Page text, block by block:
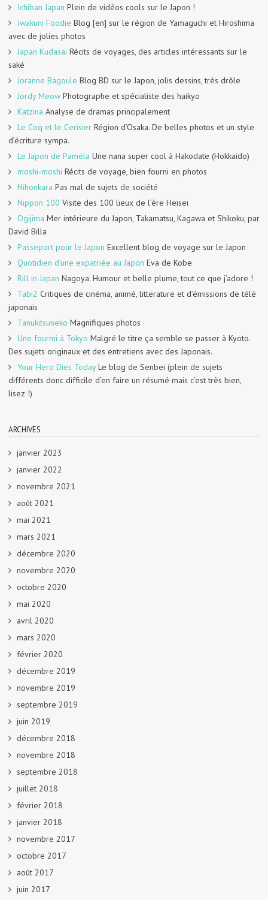
Ichiban Japan Plein de vidéos cools sur le Japon !
Iwakuni Foodie Blog [en] sur le région de Yamaguchi et Hiroshima
avec de jolies photos
Japan Kudasai Récits de voyages, des articles intéressants sur le
saké
Joranne Bagoule Blog BD sur le Japon, jolis dessins, très drôle
Jordy Meow Photographe et spécialiste des haikyo
Katzina Analyse de dramas principalement
Le Coq et le Cerisier Région d’Osaka. De belles photos et un style
d’écriture sympa.
Le Japon de Paméla Une nana super cool à Hakodate (Hokkaido)
moshi-moshi Récits de voyage, bien fourni en photos
Nihonkara Pas mal de sujets de société
Nippon 100 Visite des 100 lieux de l’ère Heisei
Ogijima Mer intérieure du Japon, Takamatsu, Kagawa et Shikoku, par
David Billa
Passeport pour le Japon Excellent blog de voyage sur le Japon
Quotidien d'une expatriée au Japon Eva de Kobe
Rill in Japan Nagoya. Humour et belle plume, tout ce que j’adore !
Tabi2 Critiques de cinéma, animé, litterature et d’émissions de télé
japonais
Tanukitsuneko Magnifiques photos
Une fourmi à Tokyo Malgré le titre ça semble se passer à Kyoto.
Des sujets originaux et des entretiens avec des Japonais.
Your Hero Dies TodayLe blog de Senbei (plein de sujets
différents donc difficile d’en faire un résumé mais c’est très bien,
lisez !)
ARCHIVES
janvier 2023
janvier 2022
novembre 2021
août 2021
mai 2021
mars 2021
décembre 2020
novembre 2020
octobre 2020
mai 2020
avril 2020
mars 2020
février 2020
décembre 2019
novembre 2019
septembre 2019
juin 2019
décembre 2018
novembre 2018
septembre 2018
juillet 2018
février 2018
janvier 2018
novembre 2017
octobre 2017
août 2017
juin 2017